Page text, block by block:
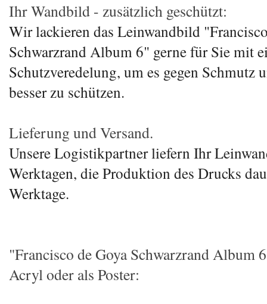
Ihr Wandbild - zusätzlich geschützt:
Wir lackieren das Leinwandbild
Schwarzrand Album 6" gerne für Sie mit
Schutzveredelung, um es gegen Schmutz
besser zu schützen.
Lieferung und Versand.
Unsere Logistikpartner liefern Ihr
Werktagen, die Produktion des Drucks
Werktage.
"Francisco de Goya Schwarzrand Album
Acryl oder als Poster: